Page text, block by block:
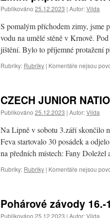
Publikováno 25.12.2023 | Autor:Vilda
S pomalým příchodem zimy, jsme
vodu na umělé stěně v Krnově.
jištění. Bylo to příjemné
Rubriky: Rubriky | Komentáře nejsou
CZECH JUNIOR
Publikováno 25.12.2023 | Autor:Vilda
Na Lipně v sobotu 3.září skončilo
Feva startovalo 30 posádek a
na předních místech: Fany
Rubriky: Rubriky | Komentáře nejsou
Pohárové závody 16.-
Publikováno 25.12.2023 | Autor:Vilda